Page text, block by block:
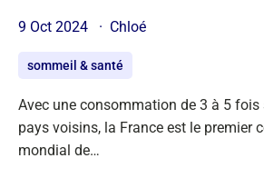
9 Oct 2024 Chloé
sommeil & santé
Avec une consommation de 3 à 5 fois
pays voisins, la France est le premier
mondial de…